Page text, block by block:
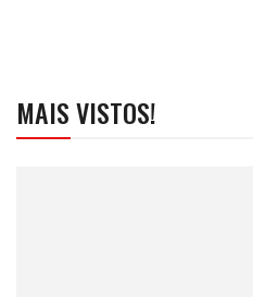
MAIS VISTOS!